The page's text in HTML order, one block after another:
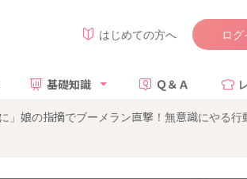
はじめての方へ ロ
基礎知識 Ｑ＆Ａ
」娘の指摘でブーメラン直撃！無意識にやる